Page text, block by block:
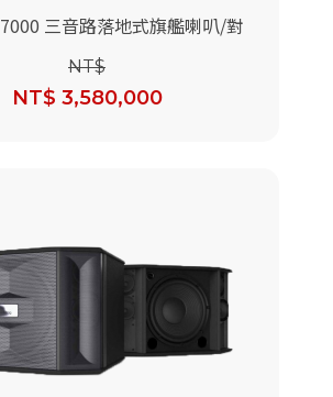
三音路落地式旗艦喇叭/對
NT$
NT$ 3,580,000